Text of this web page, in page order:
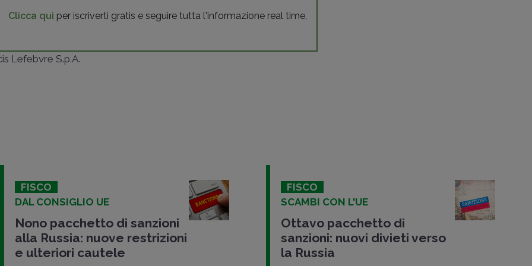
Clicca qui per iscriverti gratis e seguire tutta l'informazione real time,
Lefebvre S.p.A.
FISCO
DAL CONSIGLIO UE
Nono pacchetto di sanzioni
alla Russia: nuove restrizioni
e ulteriori cautele
FISCO
SCAMBI CON L'UE
Ottavo pacchetto di
sanzioni: nuovi divieti verso
la Russia